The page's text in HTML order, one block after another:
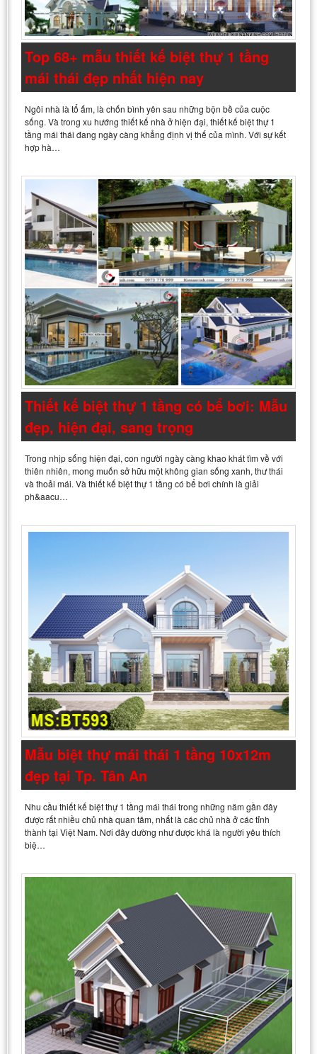
Top 68+ mẫu thiết kế biệt thự 1 tầng
mái thái đẹp nhất hiện nay
Ngôi nhà là tổ ấm, là chốn bình yên sau những bộn bề của cuộc
sống. Và trong xu hướng thiết kế nhà ở hiện đại, thiết kế biệt thự 1
tầng mái thái đang ngày càng khẳng định vị thế của mình. Với sự kết
hợp hà…
Thiết kế biệt thự 1 tầng có bể bơi: Mẫu
đẹp, hiện đại, sang trọng
Trong nhịp sống hiện đại, con người ngày càng khao khát tìm về với
thiên nhiên, mong muốn sở hữu một không gian sống xanh, thư thái
và thoải mái. Và thiết kế biệt thự 1 tầng có bể bơi chính là giải
ph&aacu…
Mẫu biệt thự mái thái 1 tầng 10x12m
đẹp tại Tp. Tân An
Nhu cầu thiết kế biệt thự 1 tầng mái thái trong những năm gần đây
được rất nhiều chủ nhà quan tâm, nhất là các chủ nhà ở các tỉnh
thành tại Việt Nam. Nơi đây dường như được khá là người yêu thích
biệ…